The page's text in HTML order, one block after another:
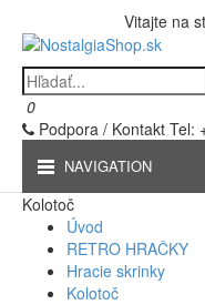
Vitajte na
0
Podpora / Kontakt Tel:
NAVIGATION
Kolotoč
Úvod
RETRO HRAČKY
Hracie skrinky
Kolotoč